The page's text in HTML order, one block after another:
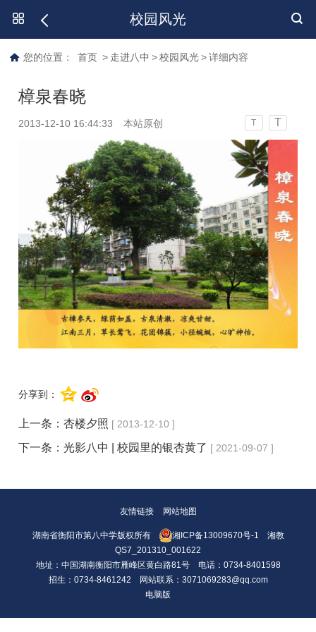
校园风光
您的位置： 首页 > 走进八中 > 校园风光 > 详细内容
樟泉春晓
2013-12-10 16:44:33 本站原创 T T
分享到：
上一条：杏楼夕照 [ 2013-12-10 ]
下一条：光影八中 | 校园里的银杏黄了 [ 2021-09-07 ]
友情链接 网站地图
湖南省衡阳市第八中学版权所有 湘ICP备13009670号-1 湘教
QS7_201310_001622
地址：中国湖南衡阳市雁峰区黄白路81号 电话：0734-8401598
招生：0734-8461242 网站联系：3071069283@qq.com
电脑版